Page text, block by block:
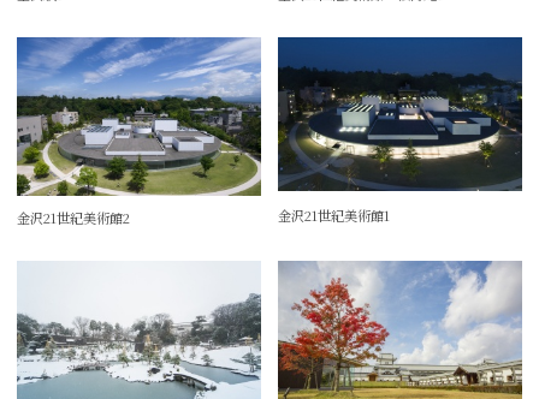
金沢21世紀美術館2 金沢21世紀美術館1